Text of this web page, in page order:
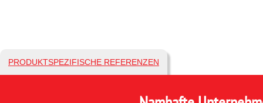
PRODUKTSPEZIFISCHE REFERENZEN